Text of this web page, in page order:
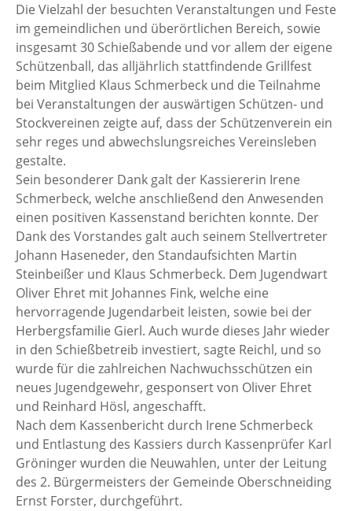
Die Vielzahl der besuchten Veranstaltungen und Feste
im gemeindlichen und überörtlichen Bereich, sowie
insgesamt 30 Schießabende und vor allem der eigene
Schützenball, das alljährlich stattfindende Grillfest
beim Mitglied Klaus Schmerbeck und die Teilnahme
bei Veranstaltungen der auswärtigen Schützen- und
Stockvereinen zeigte auf, dass der Schützenverein ein
sehr reges und abwechslungsreiches Vereinsleben
gestalte.
Sein besonderer Dank galt der Kassiererin Irene
Schmerbeck, welche anschließend den Anwesenden
einen positiven Kassenstand berichten konnte. Der
Dank des Vorstandes galt auch seinem Stellvertreter
Johann Haseneder, den Standaufsichten Martin
Steinbeißer und Klaus Schmerbeck. Dem Jugendwart
Oliver Ehret mit Johannes Fink, welche eine
hervorragende Jugendarbeit leisten, sowie bei der
Herbergsfamilie Gierl. Auch wurde dieses Jahr wieder
in den Schießbetreib investiert, sagte Reichl, und so
wurde für die zahlreichen Nachwuchsschützen ein
neues Jugendgewehr, gesponsert von Oliver Ehret
und Reinhard Hösl, angeschafft.
Nach dem Kassenbericht durch Irene Schmerbeck
und Entlastung des Kassiers durch Kassenprüfer Karl
Gröninger wurden die Neuwahlen, unter der Leitung
des 2. Bürgermeisters der Gemeinde Oberschneiding
Ernst Forster, durchgeführt.